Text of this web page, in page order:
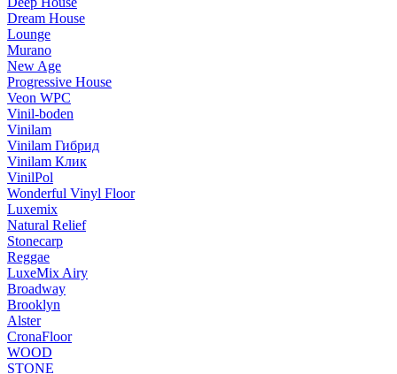
Dream House
Lounge
Murano
New Age
Progressive House
Veon WPC
Vinil-boden
Vinilam
Vinilam Гибрид
Vinilam Клик
VinilPol
Wonderful Vinyl Floor
Luxemix
Natural Relief
Stonecarp
Reggae
LuxeMix Airy
Broadway
Brooklyn
Alster
CronaFloor
WOOD
STONE